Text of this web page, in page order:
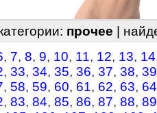
прочее |
, 7, 8, 9, 10, 11, 12, 13, 14
, 33, 34, 35, 36, 37, 38, 39
, 58, 59, 60, 61, 62, 63, 64
, 83, 84, 85, 86, 87, 88, 89